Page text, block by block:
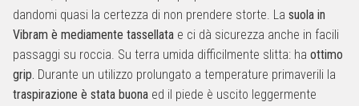
dandomi quasi la certezza di non prendere storte. La suola in
Vibram è mediamente tassellata e ci dà sicurezza anche in facili
passaggi su roccia. Su terra umida difficilmente slitta: ha ottimo
grip. Durante un utilizzo prolungato a temperature primaverili la
traspirazione è stata buona ed il piede è uscito leggermente